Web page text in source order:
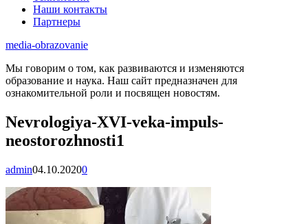
Наши контакты
Партнеры
media-obrazovanie
Мы говорим о том, как развиваются и изменяются
образование и наука. Наш сайт предназначен для
ознакомительной роли и посвящен новостям.
Nevrologiya-XVI-veka-impuls-
neostorozhnosti1
admin04.10.20200